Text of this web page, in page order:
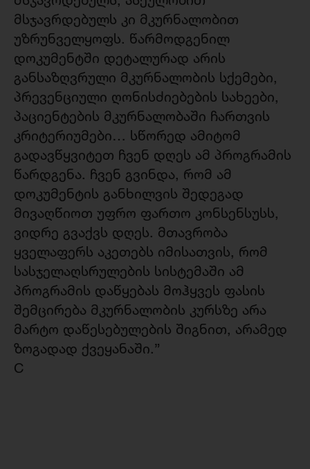
მსჯავრდებულს კი მკურნალობით
უზრუნველყოფს. წარმოდგენილ
დოკუმენტში დეტალურად არის
განსაზღვრული მკურნალობის სქემები,
პრევენციული ღონისძიებების სახეები,
პაციენტების მკურნალობაში ჩართვის
კრიტერიუმები… სწორედ ამიტომ
გადავწყვიტეთ ჩვენ დღეს ამ პროგრამის
წარდგენა. ჩვენ გვინდა, რომ ამ
დოკუმენტის განხილვის შედეგად
მივაღწიოთ უფრო ფართო კონსენსუსს,
ვიდრე გვაქვს დღეს. მთავრობა
ყველაფერს აკეთებს იმისათვის, რომ
სასჯელაღსრულების სისტემაში ამ
პროგრამის დაწყებას მოჰყვეს ფასის
შემცირება მკურნალობის კურსზე არა
მარტო დაწესებულების შიგნით, არამედ
ზოგადად ქვეყანაში.”
C